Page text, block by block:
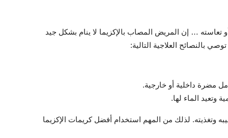
… إن المريض المصاب بالإكزيما لا ينام بشكل جيد
بالنصائح العلاجية التالية:
مضرة داخلية أو خارجية.
وتعيد الماء لها.
وتغذيته. لذلك من المهم استخدام أفضل كريمات الإكزيما